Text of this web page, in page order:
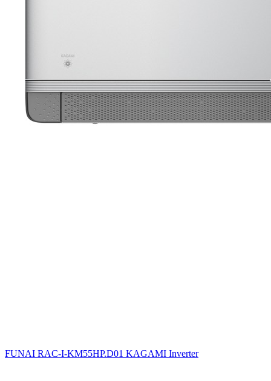
FUNAI RAC-I-KM55HP.D01 KAGAMI Inverter